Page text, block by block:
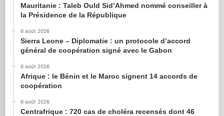
Mauritanie : Taleb Ould Sid’Ahmed nommé conseiller à
la Présidence de la République
6 août 2026
Sierra Leone – Diplomatie : un protocole d’accord
général de coopération signé avec le Gabon
6 août 2026
Afrique : le Bénin et le Maroc signent 14 accords de
coopération
6 août 2026
Centrafrique : 720 cas de choléra recensés dont 46